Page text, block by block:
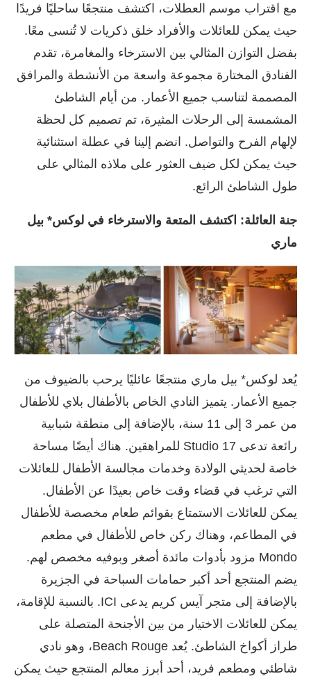
مع اقتراب موسم العطلات، اكتشف منتجعًا ساحليًا فريدًا
حيث يمكن للعائلات والأفراد خلق ذكريات لا تُنسى معًا.
بفضل التوازن المثالي بين الاسترخاء والمغامرة، تقدم
الفنادق المختارة مجموعة واسعة من الأنشطة والمرافق
المصممة لتناسب جميع الأعمار. من أيام الشاطئ
المشمسة إلى الرحلات المثيرة، تم تصميم كل لحظة
لإلهام الفرح والتواصل. انضم إلينا في عطلة استثنائية
حيث يمكن لكل ضيف العثور على ملاذه المثالي على
طول الشاطئ الرائع.
جنة العائلة: اكتشف المتعة والاسترخاء في لوكس* بيل
ماري
يُعد لوكس* بيل ماري منتجعًا عائليًا يرحب بالضيوف من
جميع الأعمار. يتميز النادي الخاص بالأطفال بلاي للأطفال
من عمر 3 إلى 11 سنة، بالإضافة إلى منطقة شبابية
رائعة تدعى Studio 17 للمراهقين. هناك أيضًا مساحة
خاصة لحديثي الولادة وخدمات مجالسة الأطفال للعائلات
التي ترغب في قضاء وقت خاص بعيدًا عن الأطفال.
يمكن للعائلات الاستمتاع بقوائم طعام مخصصة للأطفال
في المطاعم، وهناك ركن خاص للأطفال في مطعم
Mondo مزود بأدوات مائدة أصغر وبوفيه مخصص لهم.
يضم المنتجع أحد أكبر حمامات السباحة في الجزيرة
بالإضافة إلى متجر آيس كريم يدعى ICI. بالنسبة للإقامة،
يمكن للعائلات الاختيار من بين الأجنحة المتصلة على
طراز أكواخ الشاطئ. يُعد Beach Rouge، وهو نادي
شاطئي ومطعم فريد، أحد أبرز معالم المنتجع حيث يمكن